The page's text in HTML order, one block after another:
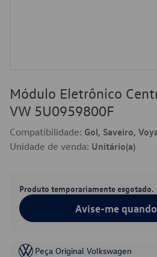
Módulo Eletrônico
VW 5U0959800F
Compatibilidade: Gol, Saveiro,
Unidade de venda: Unitário(a)
Produto temporariamente esgotado.
Avise-me
Peça Original Volkswagen